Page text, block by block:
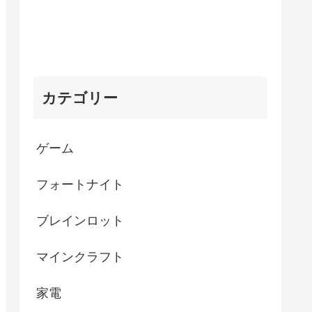
カテゴリー
ゲーム
フォートナイト
ブレインロット
マインクラフト
家電